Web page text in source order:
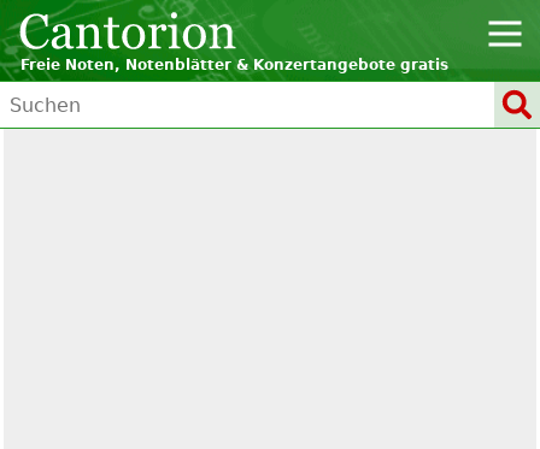
Freie Noten, Notenblätter & Konzertangebote gratis